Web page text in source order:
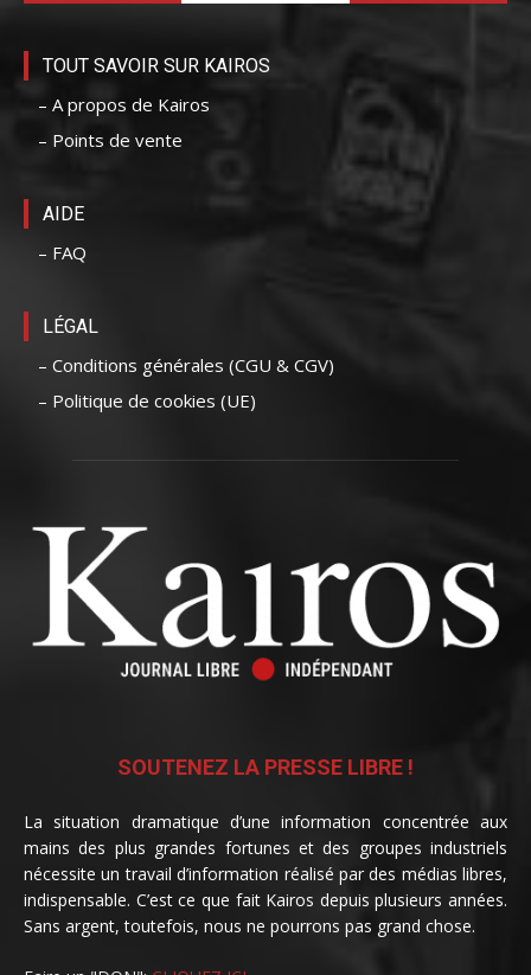
TOUT SAVOIR SUR KAIROS
– A propos de Kairos
– Points de vente
AIDE
– FAQ
LÉGAL
– Conditions générales (CGU & CGV)
– Politique de cookies (UE)
SOUTENEZ LA PRESSE LIBRE !
La situation dramatique d’une information concentrée aux
mains des plus grandes fortunes et des groupes industriels
nécessite un travail d’information réalisé par des médias libres,
indispensable. C’est ce que fait Kairos depuis plusieurs années.
Sans argent, toutefois, nous ne pourrons pas grand chose.